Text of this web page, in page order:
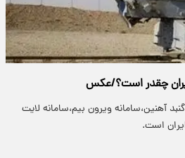
چقدر است؟/عکس
آهنین،سامانه ویرون بیم،سامانه لایت
است.